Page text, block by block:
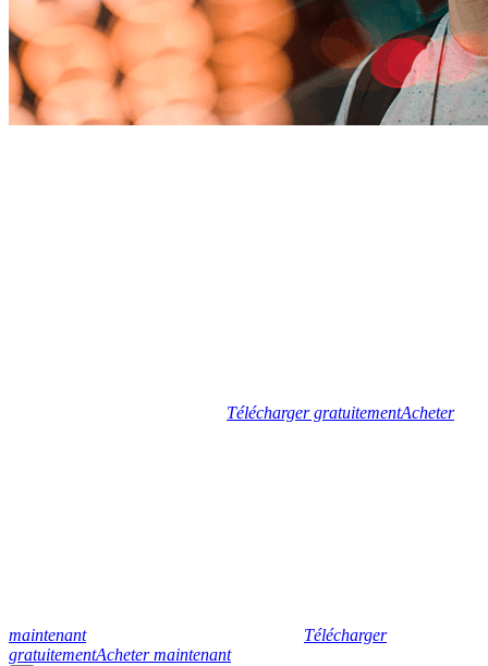
Télécharger gratuitementAcheter
maintenant
Télécharger
gratuitementAcheter maintenant